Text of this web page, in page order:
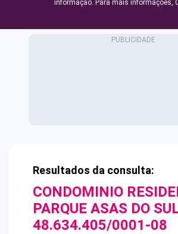
informação. Para mais informações,
Resultados da consulta:
CONDOMINIO
PARQUE ASAS DO
48.634.405/0001-08